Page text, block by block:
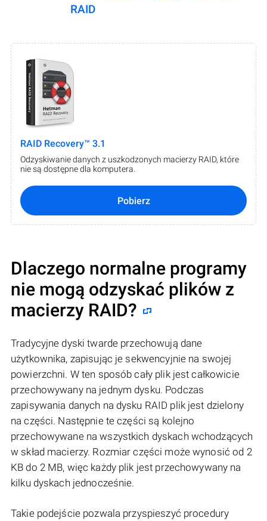
RAID
RAID Recovery™ 3.1
Odzyskiwanie danych z uszkodzonych macierzy RAID, które
nie są dostępne dla komputera.
Pobierz
Dlaczego normalne programy
nie mogą odzyskać plików z
macierzy RAID?
Tradycyjne dyski twarde przechowują dane
użytkownika, zapisując je sekwencyjnie na swojej
powierzchni. W ten sposób cały plik jest całkowicie
przechowywany na jednym dysku. Podczas
zapisywania danych na dysku RAID plik jest dzielony
na części. Następnie te części są kolejno
przechowywane na wszystkich dyskach wchodzących
w skład macierzy. Rozmiar części może wynosić od 2
KB do 2 MB, więc każdy plik jest przechowywany na
kilku dyskach jednocześnie.
Takie podejście pozwala przyspieszyć procedury